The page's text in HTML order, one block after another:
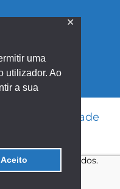
uma
utilizador. Ao
a sua
Aceito
✕
de Privacidade
os direitos reservados.